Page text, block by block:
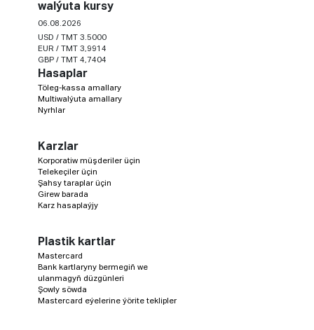
walýuta kursy
06.08.2026
USD / TMT 3.5000
EUR / TMT 3,9914
GBP / TMT 4,7404
Hasaplar
Töleg-kassa amallary
Multiwalýuta amallary
Nyrhlar
Karzlar
Korporatiw müşderiler üçin
Telekeçiler üçin
Şahsy taraplar üçin
Girew barada
Karz hasaplaýjy
Plastik kartlar
Mastercard
Bank kartlaryny bermegiň we
ulanmagyň düzgünleri
Şowly söwda
Mastercard eýelerine ýörite teklipler